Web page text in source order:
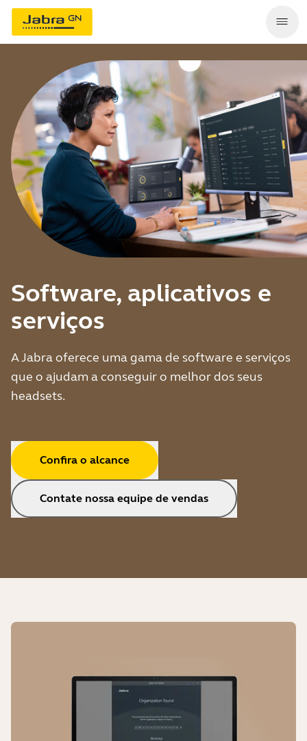
Software, aplicativos e
serviços
A Jabra oferece uma gama de software e serviços
que o ajudam a conseguir o melhor dos seus
headsets.
Confira o alcance
Contate nossa equipe de vendas